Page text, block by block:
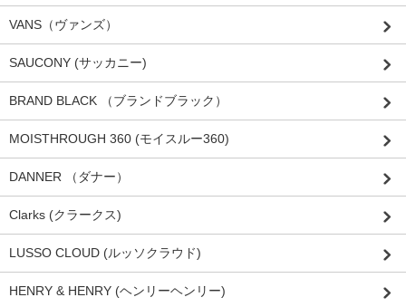
VANS（ヴァンズ）
SAUCONY (サッカニー)
BRAND BLACK （ブランドブラック）
MOISTHROUGH 360 (モイスルー360)
DANNER （ダナー）
Clarks (クラークス)
LUSSO CLOUD (ルッソクラウド)
HENRY & HENRY (ヘンリーヘンリー)